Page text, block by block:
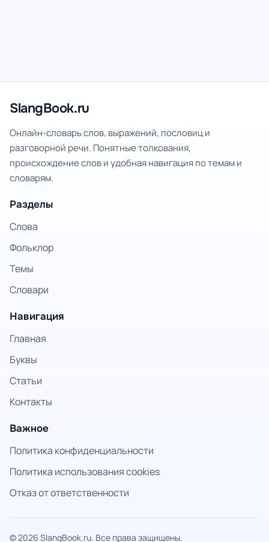
SlangBook.ru
Онлайн-словарь слов, выражений, пословиц и
разговорной речи. Понятные толкования,
происхождение слов и удобная навигация по темам и
словарям.
Разделы
Слова
Фольклор
Темы
Словари
Навигация
Главная
Буквы
Статьи
Контакты
Важное
Политика конфиденциальности
Политика использования cookies
Отказ от ответственности
© 2026 SlangBook.ru. Все права защищены.